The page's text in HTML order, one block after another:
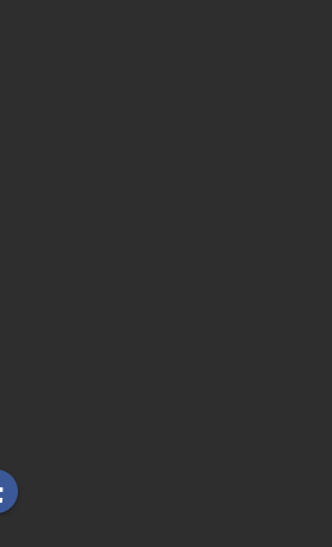
Facebook